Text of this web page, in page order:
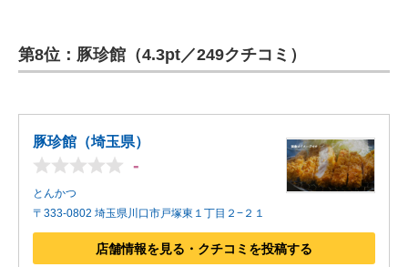
第8位：豚珍館（4.3pt／249クチコミ）
豚珍館（埼玉県）
-
とんかつ
〒333-0802 埼玉県川口市戸塚東１丁目２−２１
店舗情報を見る・クチコミを投稿する